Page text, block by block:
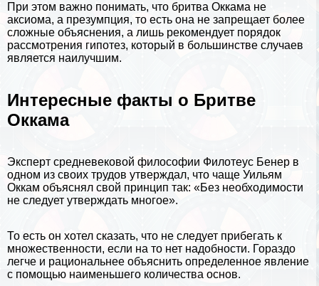
При этом важно понимать, что бритва Оккама не
аксиома, а презумпция, то есть она не запрещает более
сложные объяснения, а лишь рекомендует порядок
рассмотрения гипотез, который в большинстве случаев
является наилучшим.
Интересные факты о Бритве
Оккама
Эксперт средневековой философии Филотеус Бенер в
одном из своих трудов утверждал, что чаще Уильям
Оккам объяснял свой принцип так: «Без необходимости
не следует утверждать многое».
То есть он хотел сказать, что не следует прибегать к
множественности, если на то нет надобности. Гораздо
легче и рациональнее объяснить определенное явление
с помощью наименьшего количества основ.